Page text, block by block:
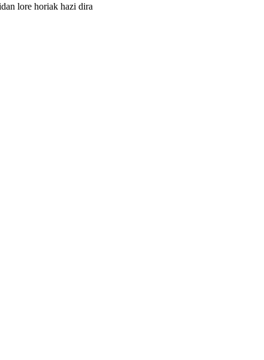
lore horiak hazi dira